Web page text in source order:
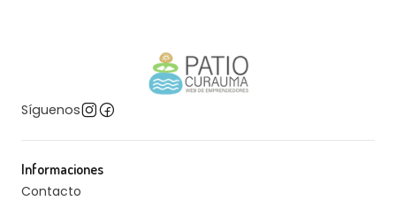
Síguenos
Informaciones
Contacto